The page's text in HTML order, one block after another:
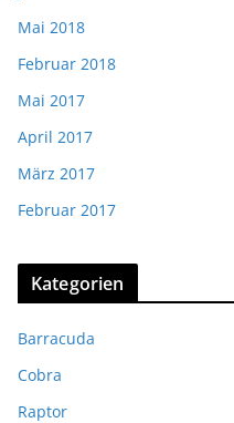
Mai 2018
Februar 2018
Mai 2017
April 2017
März 2017
Februar 2017
Kategorien
Barracuda
Cobra
Raptor